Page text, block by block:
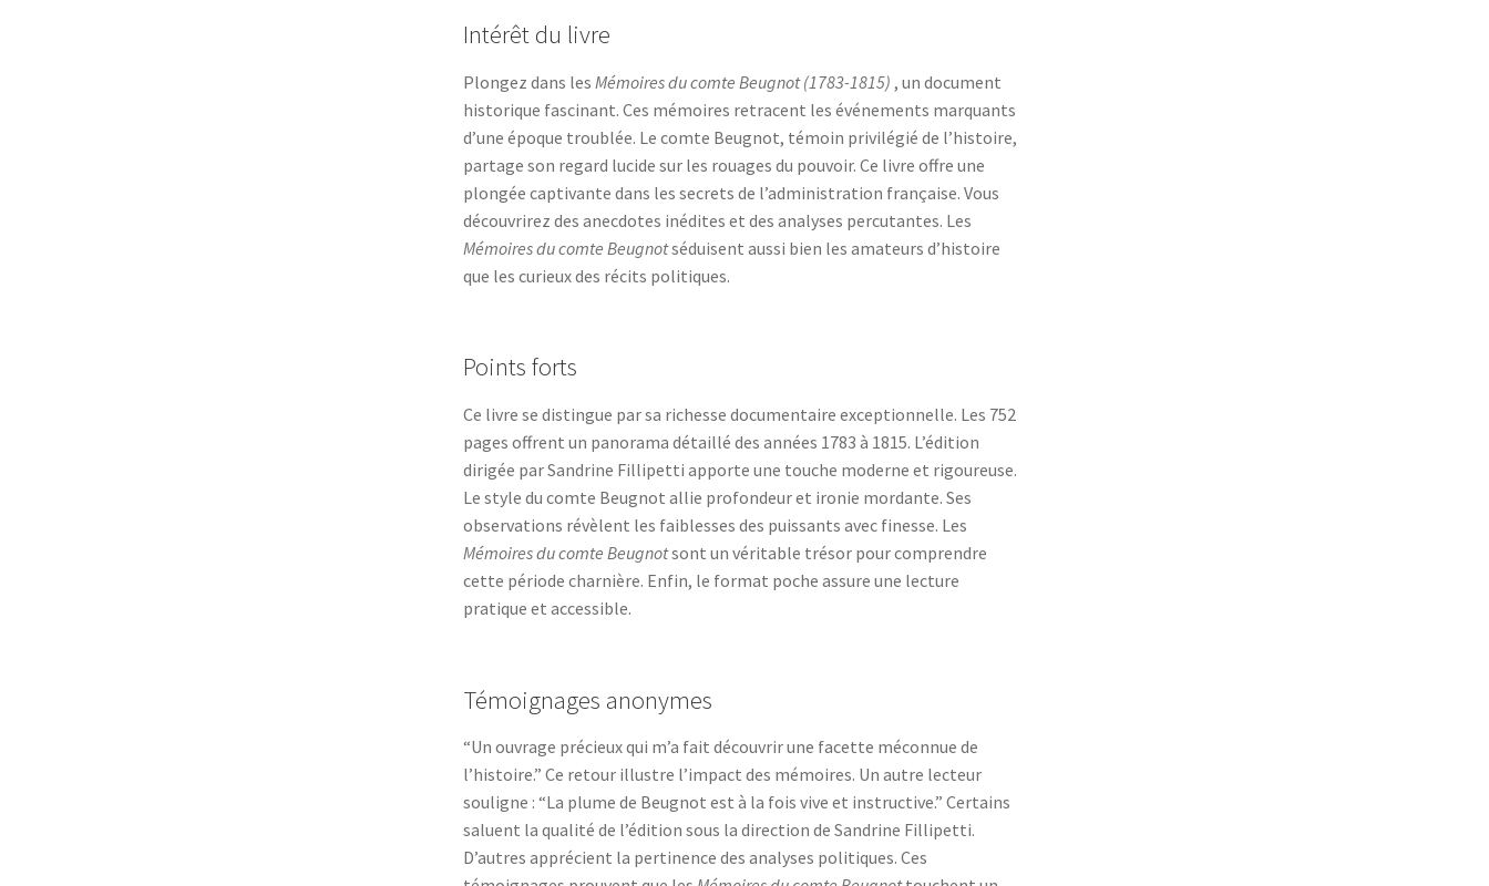
Intérêt du livre
Plongez dans les Mémoires du comte Beugnot (1783-1815) , un document
historique fascinant. Ces mémoires retracent les événements marquants
d’une époque troublée. Le comte Beugnot, témoin privilégié de l’histoire,
partage son regard lucide sur les rouages du pouvoir. Ce livre offre une
plongée captivante dans les secrets de l’administration française. Vous
découvrirez des anecdotes inédites et des analyses percutantes. Les
Mémoires du comte Beugnotséduisent aussi bien les amateurs d’histoire
que les curieux des récits politiques.
Points forts
Ce livre se distingue par sa richesse documentaire exceptionnelle. Les 752
pages offrent un panorama détaillé des années 1783 à 1815. L’édition
dirigée par Sandrine Fillipetti apporte une touche moderne et rigoureuse.
Le style du comte Beugnot allie profondeur et ironie mordante. Ses
observations révèlent les faiblesses des puissants avec finesse. Les
Mémoires du comte Beugnotsont un véritable trésor pour comprendre
cette période charnière. Enfin, le format poche assure une lecture
pratique et accessible.
Témoignages anonymes
“Un ouvrage précieux qui m’a fait découvrir une facette méconnue de
l’histoire.” Ce retour illustre l’impact des mémoires. Un autre lecteur
souligne : “La plume de Beugnot est à la fois vive et instructive.” Certains
saluent la qualité de l’édition sous la direction de Sandrine Fillipetti.
D’autres apprécient la pertinence des analyses politiques. Ces